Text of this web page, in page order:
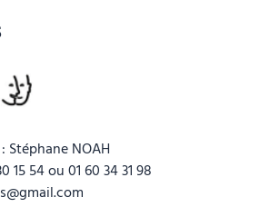
: Stéphane NOAH
15 54 ou 01 60 34 31 98